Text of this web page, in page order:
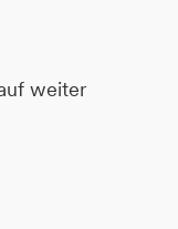
weiter